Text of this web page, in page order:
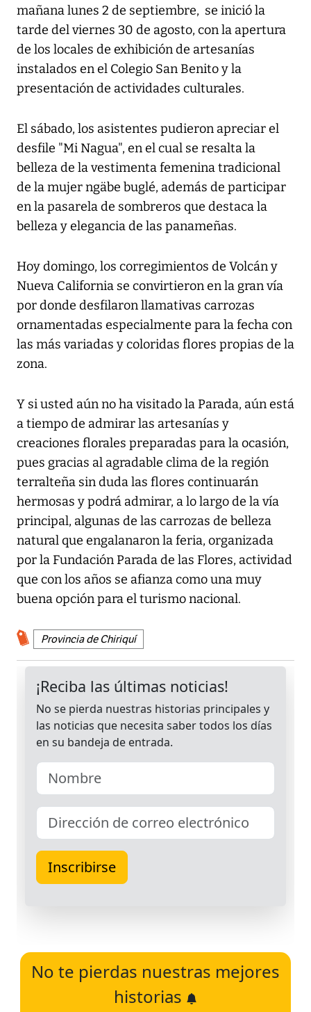
mañana lunes 2 de septiembre, se inició la
tarde del viernes 30 de agosto, con la apertura
de los locales de exhibición de artesanías
instalados en el Colegio San Benito y la
presentación de actividades culturales.
El sábado, los asistentes pudieron apreciar el
desfile "Mi Nagua", en el cual se resalta la
belleza de la vestimenta femenina tradicional
de la mujer ngäbe buglé, además de participar
en la pasarela de sombreros que destaca la
belleza y elegancia de las panameñas.
Hoy domingo, los corregimientos de Volcán y
Nueva California se convirtieron en la gran vía
por donde desfilaron llamativas carrozas
ornamentadas especialmente para la fecha con
las más variadas y coloridas flores propias de la
zona.
Y si usted aún no ha visitado la Parada, aún está
a tiempo de admirar las artesanías y
creaciones florales preparadas para la ocasión,
pues gracias al agradable clima de la región
terralteña sin duda las flores continuarán
hermosas y podrá admirar, a lo largo de la vía
principal, algunas de las carrozas de belleza
natural que engalanaron la feria, organizada
por la Fundación Parada de las Flores, actividad
que con los años se afianza como una muy
buena opción para el turismo nacional.
Provincia de Chiriquí
No te pierdas nuestras mejores
historias